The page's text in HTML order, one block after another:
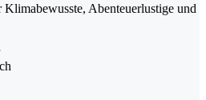
Abenteuerlustige und